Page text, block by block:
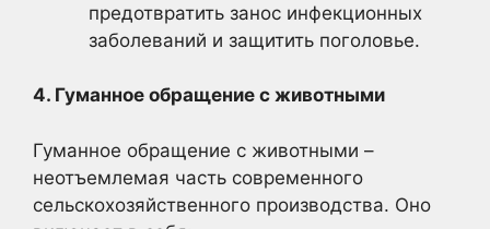
предотвратить занос инфекционных
заболеваний и защитить поголовье.
4. Гуманное обращение с животными
Гуманное обращение с животными –
неотъемлемая часть современного
сельскохозяйственного производства. Оно